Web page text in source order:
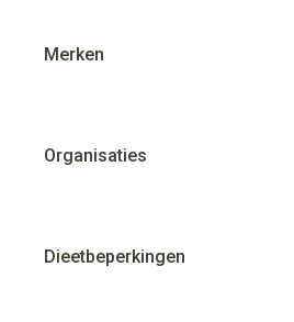
Merken
Organisaties
Dieetbeperkingen